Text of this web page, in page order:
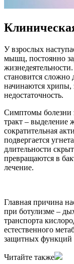
У взрослых
мышц, постоянно
становится сложно
начинаются хрипы,
недостаточность.
Симптомы болезни
тракт – выделение
сократительная
подвергается
длительности
превращаются в
лечение.
Главная причина
при ботулизме –
транспорта
естественного
защитных функций
Читайте также